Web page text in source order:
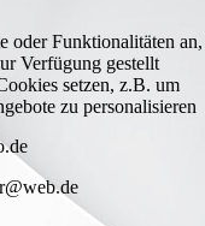
oder Funktionalitäten an,
Verfügung gestellt
setzen, z.B. um
zu personalisieren